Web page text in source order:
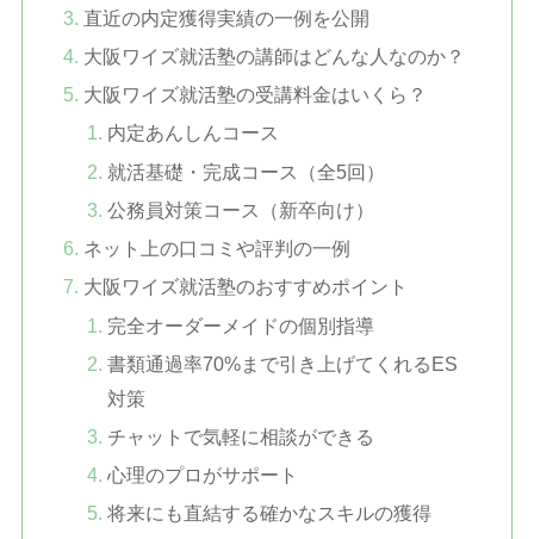
直近の内定獲得実績の一例を公開
大阪ワイズ就活塾の講師はどんな人なのか？
大阪ワイズ就活塾の受講料金はいくら？
内定あんしんコース
就活基礎・完成コース（全5回）
公務員対策コース（新卒向け）
ネット上の口コミや評判の一例
大阪ワイズ就活塾のおすすめポイント
完全オーダーメイドの個別指導
書類通過率70%まで引き上げてくれるES
対策
チャットで気軽に相談ができる
心理のプロがサポート
将来にも直結する確かなスキルの獲得